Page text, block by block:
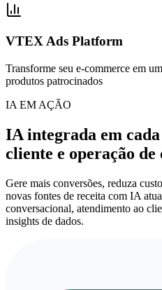
VTEX Ads Platform
Transforme seu e-commerce em
produtos patrocinados
IA EM AÇÃO
IA integrada em
cliente e operação de
Gere mais conversões, reduza
novas fontes de receita com IA
conversacional, atendimento ao
insights de dados.